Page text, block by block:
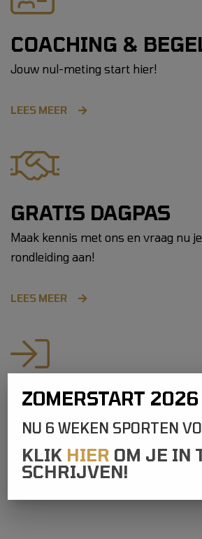
COACHING &
Jouw nul-meting start hier!
LEES MEER
GRATIS DAGPAS
Maak kennis met ons en vraag nu
rondleiding aan!
LEES MEER
ABONNEMENTEN
Ontdek ons abonnementen aanbod
ZOMERSTART 2026
NU 6 WEKEN SPORTEN
KLIK HIER OM JE IN
SCHRIJVEN!